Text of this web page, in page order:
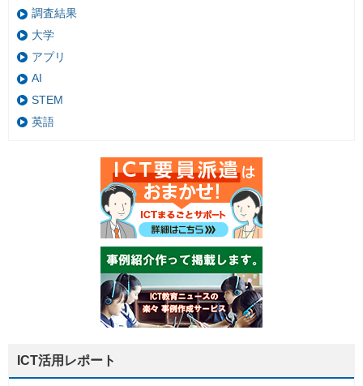
調査結果
大学
アプリ
AI
STEM
英語
ICT活用レポート